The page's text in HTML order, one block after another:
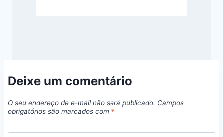
Deixe um comentário
O seu endereço de e-mail não será publicado. Campos
obrigatórios são marcados com *